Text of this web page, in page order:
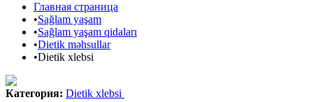
Главная страница
•Sağlam yaşam
•Sağlam yaşam qidaları
•Dietik məhsullar
•Dietik xlebsi
Категория: Dietik xlebsi